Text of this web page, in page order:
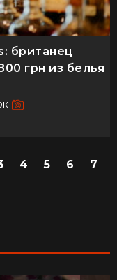
британец
грн из белья
4 5 6 7